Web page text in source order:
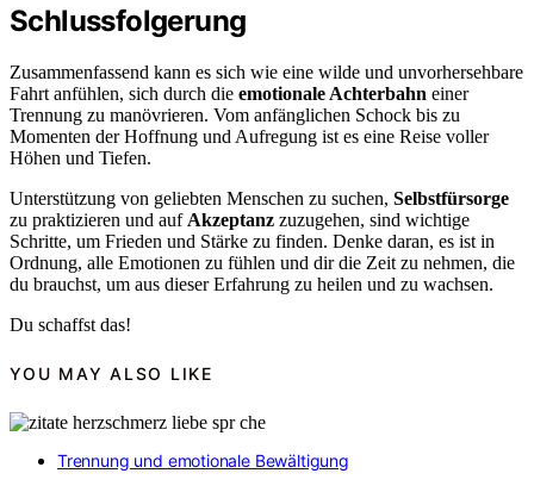
Schlussfolgerung
Zusammenfassend kann es sich wie eine wilde und unvorhersehbare
Fahrt anfühlen, sich durch die emotionale Achterbahn einer
Trennung zu manövrieren. Vom anfänglichen Schock bis zu
Momenten der Hoffnung und Aufregung ist es eine Reise voller
Höhen und Tiefen.
Unterstützung von geliebten Menschen zu suchen, Selbstfürsorge
zu praktizieren und auf Akzeptanz zuzugehen, sind wichtige
Schritte, um Frieden und Stärke zu finden. Denke daran, es ist in
Ordnung, alle Emotionen zu fühlen und dir die Zeit zu nehmen, die
du brauchst, um aus dieser Erfahrung zu heilen und zu wachsen.
Du schaffst das!
YOU MAY ALSO LIKE
Trennung und emotionale Bewältigung